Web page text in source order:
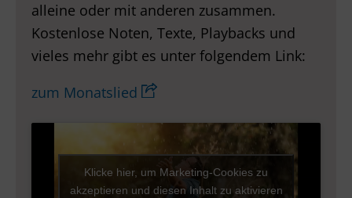
Klicke hier, um Marketing-Cookies zu
akzeptieren und diesen Inhalt zu aktivieren
alleine oder mit anderen zusammen.
Kostenlose Noten, Texte, Playbacks und
vieles mehr gibt es unter folgendem Link:
zum Monatslied